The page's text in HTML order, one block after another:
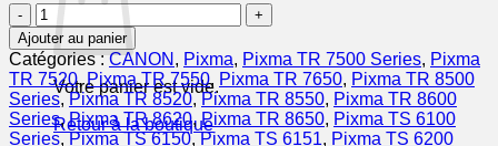
Votre panier est vide.
Retour à la boutique
quantité
de
1995C001
/
CLI-
581
CXXL
Ajouter au panier
Catégories :CANON , Pixma, Pixma TR 7500 Series, Pixma
TR 7520,Pixma TR 7550, Pixma TR 7650, Pixma TR 8500
Series,Pixma TR 8520,Pixma TR 8550, Pixma TR 8600
Series,Pixma TR 8620,Pixma TR 8650, Pixma TS 6100
Series,Pixma TS 6150,Pixma TS 6151, Pixma TS 6200